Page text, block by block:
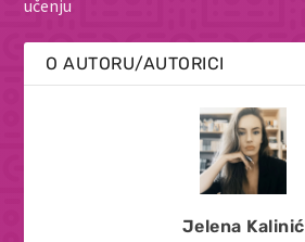
učenju
O AUTORU/AUTORICI
Jelena Kalinić